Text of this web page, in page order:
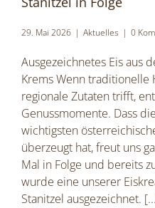
29. Mai 2026 | Aktuelles | 0
Ausgezeichnetes Eis aus
Krems Wenn traditionelle
regionale Zutaten trifft,
Genussmomente. Dass
wichtigsten
überzeugt hat, freut uns
Mal in Folge und bereits
wurde eine unserer
Stanitzel ausgezeichnet.